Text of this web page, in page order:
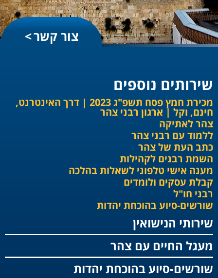
צור קשר
שירותים נוספים
מכירת חמץ פסח תשפ"ג 2023 | דרך האינטרנט,
חינם, וקל | ארגון רבני צהר
צהר לאתיקה
ללמוד עם רבני צהר
כתב העת של צהר
השמת רבנים לקהילות
מענה אישי טלפוני לשאלות בהלכה
קבלת עסקים ולומדים
רבני חו"ל
שורשים-סיוע בהוכחת יהדות
שירותי הנישואין
מעגל החיים עם צהר
שורשים-סיוע בהוכחת יהדות